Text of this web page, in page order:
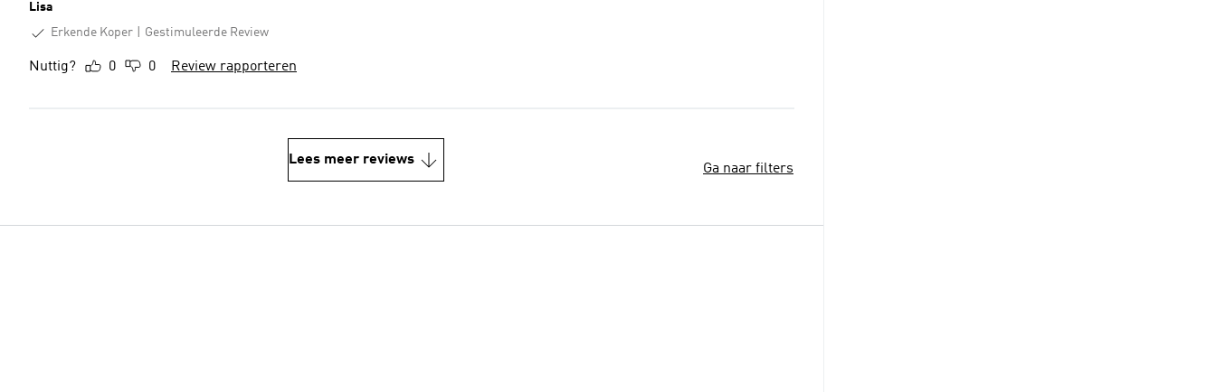
Lisa
Erkende Koper
Gestimuleerde Review
Nuttig? 0 0 Review rapporteren
Lees meer reviews
Ga naar filters